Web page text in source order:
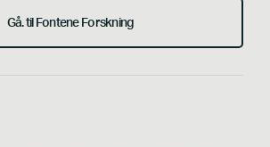
Gå. til Fontene Forskning